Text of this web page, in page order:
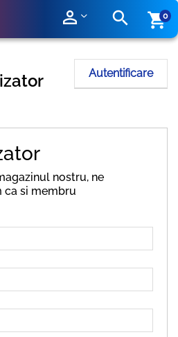
perm_identity search shopping_cart
0
Autentificare
nostru, ne
ca si membru